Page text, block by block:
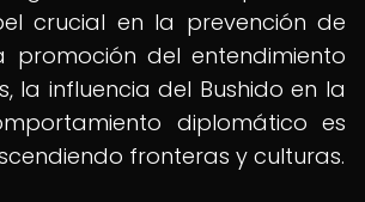
crucial en la prevención de
promoción del entendimiento
la influencia del Bushido en la
diplomático es
fronteras y culturas.